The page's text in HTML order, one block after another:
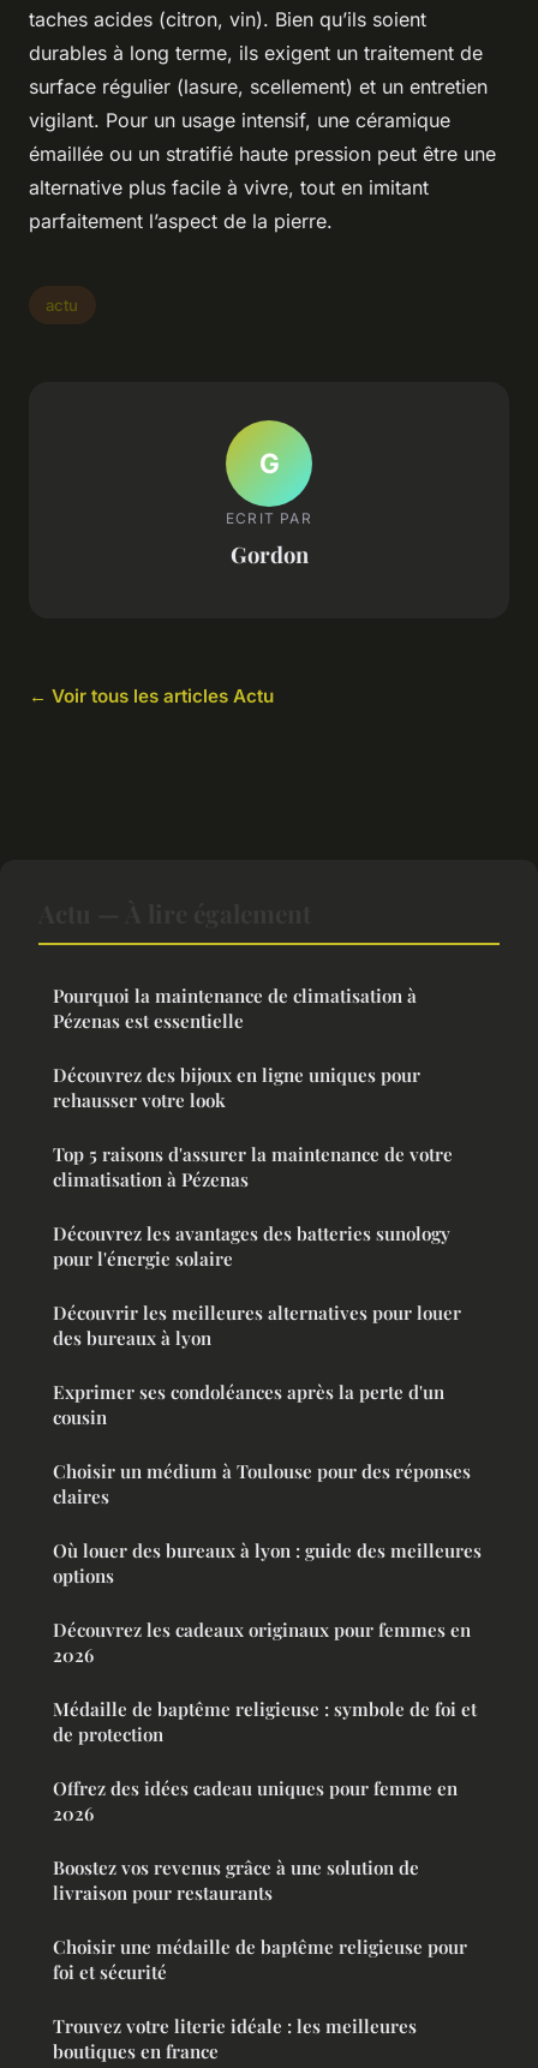
taches acides (citron, vin). Bien qu’ils soient
durables à long terme, ils exigent un traitement de
surface régulier (lasure, scellement) et un entretien
vigilant. Pour un usage intensif, une céramique
émaillée ou un stratifié haute pression peut être une
alternative plus facile à vivre, tout en imitant
parfaitement l’aspect de la pierre.
actu
G
ECRIT PAR
Gordon
← Voir tous les articles Actu
Pourquoi la maintenance de climatisation à
Pézenas est essentielle
Découvrez des bijoux en ligne uniques pour
rehausser votre look
Top 5 raisons d'assurer la maintenance de votre
climatisation à Pézenas
Découvrez les avantages des batteries sunology
pour l'énergie solaire
Découvrir les meilleures alternatives pour louer
des bureaux à lyon
Exprimer ses condoléances après la perte d'un
cousin
Choisir un médium à Toulouse pour des réponses
claires
Où louer des bureaux à lyon : guide des meilleures
options
Découvrez les cadeaux originaux pour femmes en
2026
Médaille de baptême religieuse : symbole de foi et
de protection
Offrez des idées cadeau uniques pour femme en
2026
Boostez vos revenus grâce à une solution de
livraison pour restaurants
Choisir une médaille de baptême religieuse pour
foi et sécurité
Trouvez votre literie idéale : les meilleures
boutiques en france